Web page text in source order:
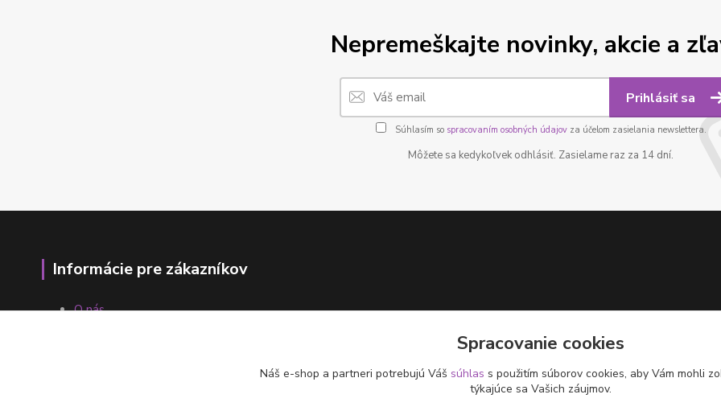
Nepremeškajte novinky, akcie a
Prihlásiť sa
Súhlasím so spracovaním osobných údajovza účelom zasielania newslettera.
Môžete sa kedykoľvek odhlásiť. Zasielame raz za 14 dní.
Informácie pre zákazníkov
O nás
Spracovanie cookies
Náš e-shop a partneri potrebujú Váš súhlas s použitím súborov cookies, aby Vám mohli
týkajúce sa Vašich záujmov.